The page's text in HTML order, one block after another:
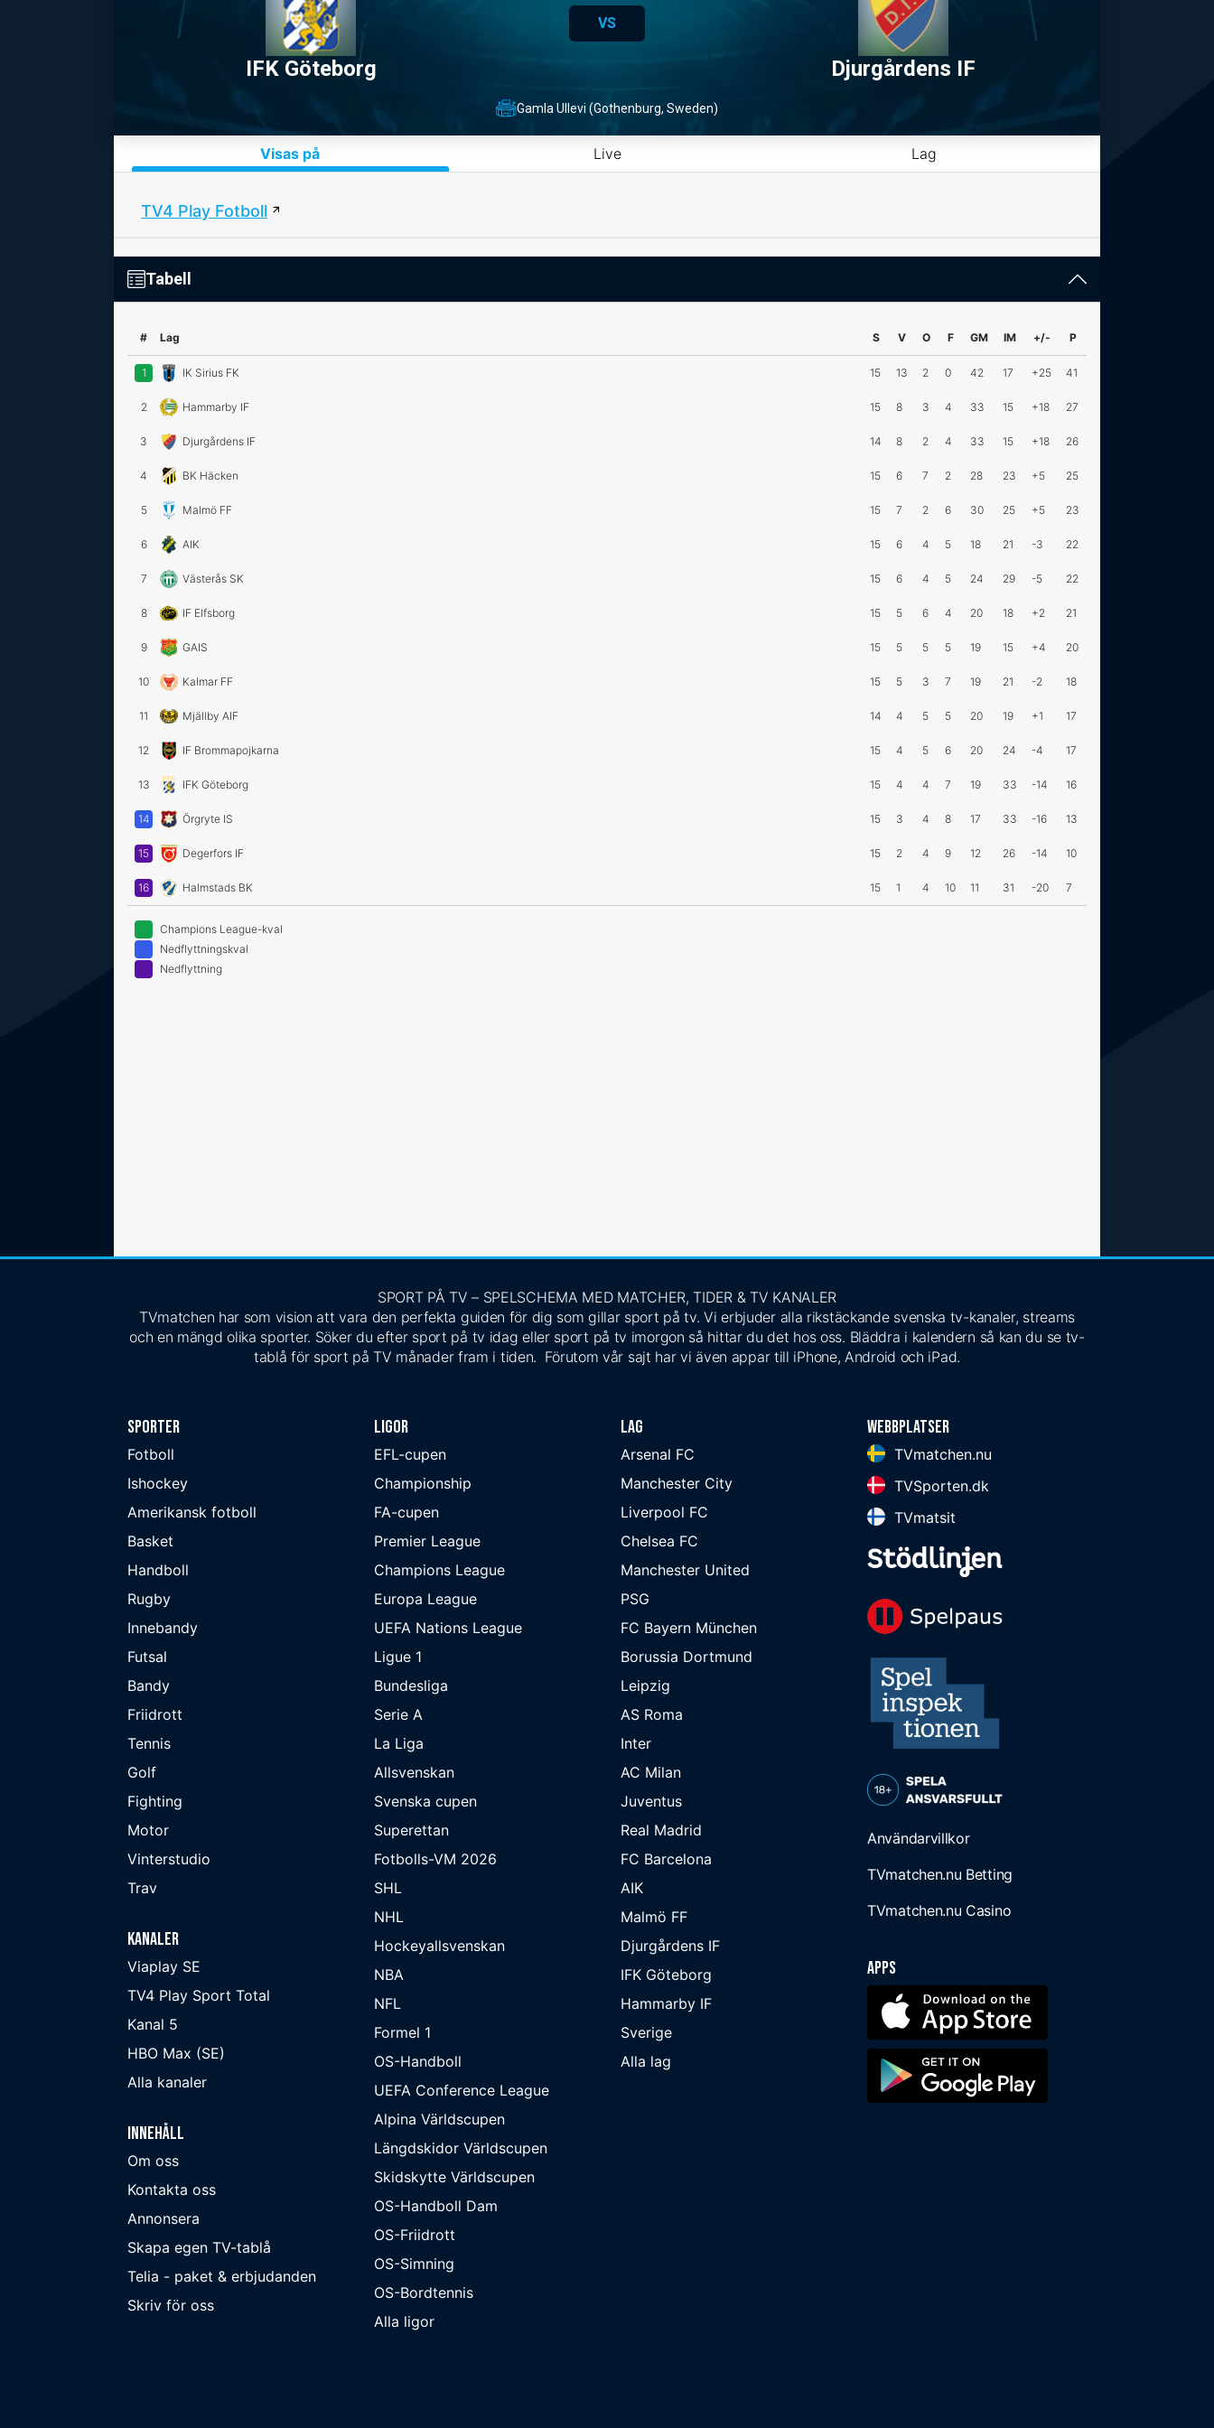
IFK Göteborg
VS
Djurgårdens IF
Gamla Ullevi (Gothenburg, Sweden)
Visas på Live Lag
TV4 Play Fotboll
Tabell
# Lag S V O F GM IM +/- P
1 IK Sirius FK 15 13 2 0 42 17 +25 41
2 Hammarby IF 15 8 3 4 33 15 +18 27
3 Djurgårdens IF 14 8 2 4 33 15 +18 26
4 BK Häcken 15 6 7 2 28 23 +5 25
5 Malmö FF 15 7 2 6 30 25 +5 23
6 AIK 15 6 4 5 18 21 -3 22
7 Västerås SK 15 6 4 5 24 29 -5 22
8 IF Elfsborg 15 5 6 4 20 18 +2 21
9 GAIS 15 5 5 5 19 15 +4 20
10 Kalmar FF 15 5 3 7 19 21 -2 18
11 Mjällby AIF 14 4 5 5 20 19 +1 17
12 IF Brommapojkarna 15 4 5 6 20 24 -4 17
13 IFK Göteborg 15 4 4 7 19 33 -14 16
14 Örgryte IS 15 3 4 8 17 33 -16 13
15 Degerfors IF 15 2 4 9 12 26 -14 10
16 Halmstads BK 15 1 4 10 11 31 -20 7
Champions League-kval
Nedflyttningskval
Nedflyttning
SPORT PÅ TV – SPELSCHEMA MED MATCHER, TIDER & TV KANALER
TVmatchen har som vision att vara den perfekta guiden för dig som gillar sport på tv. Vi erbjuder alla rikstäckande svenska tv-kanaler, streams
och en mängd olika sporter. Söker du efter sport på tv idag eller sport på tv imorgon så hittar du det hos oss. Bläddra i kalendern så kan du se tv-
tablå för sport på TV månader fram i tiden. Förutom vår sajt har vi även appar till iPhone, Android och iPad.
Sporter
Fotboll
Ishockey
Amerikansk fotboll
Basket
Handboll
Rugby
Innebandy
Futsal
Bandy
Friidrott
Tennis
Golf
Fighting
Motor
Vinterstudio
Trav
Kanaler
Viaplay SE
TV4 Play Sport Total
Kanal 5
HBO Max (SE)
Alla kanaler
Innehåll
Om oss
Kontakta oss
Annonsera
Skapa egen TV-tablå
Telia - paket & erbjudanden
Skriv för oss
Ligor
EFL-cupen
Championship
FA-cupen
Premier League
Champions League
Europa League
UEFA Nations League
Ligue 1
Bundesliga
Serie A
La Liga
Allsvenskan
Svenska cupen
Superettan
Fotbolls-VM 2026
SHL
NHL
Hockeyallsvenskan
NBA
NFL
Formel 1
OS-Handboll
UEFA Conference League
Alpina Världscupen
Längdskidor Världscupen
Skidskytte Världscupen
OS-Handboll Dam
OS-Friidrott
OS-Simning
OS-Bordtennis
Alla ligor
Lag
Arsenal FC
Manchester City
Liverpool FC
Chelsea FC
Manchester United
PSG
FC Bayern München
Borussia Dortmund
Leipzig
AS Roma
Inter
AC Milan
Juventus
Real Madrid
FC Barcelona
AIK
Malmö FF
Djurgårdens IF
IFK Göteborg
Hammarby IF
Sverige
Alla lag
Webbplatser
TVmatchen.nu
TVSporten.dk
TVmatsit
Användarvillkor
TVmatchen.nu Betting
TVmatchen.nu Casino
Apps